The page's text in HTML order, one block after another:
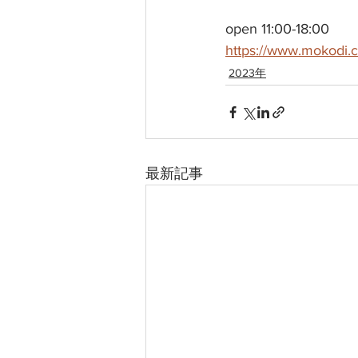
open 11:00-18:00
https://
2023年
最新記事